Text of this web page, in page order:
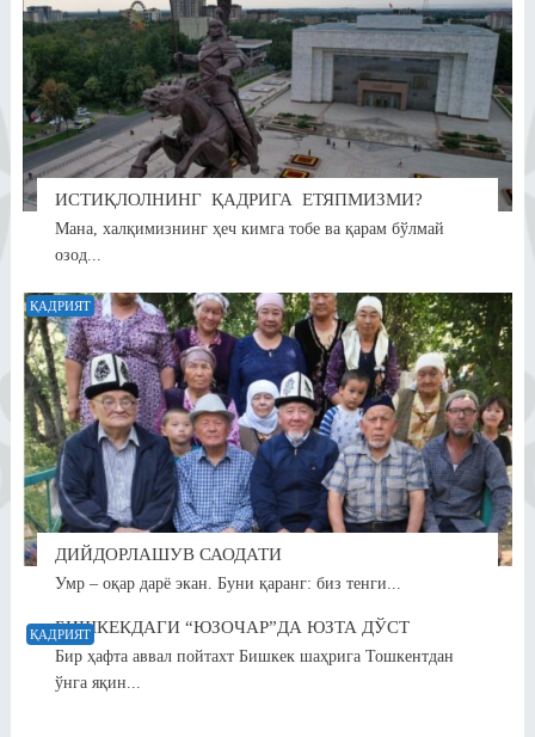
ИСТИҚЛОЛНИНГ ҚАДРИГА ЕТЯПМИЗМИ?
Мана, халқимизнинг ҳеч кимга тобе ва қарам бўлмай
озод...
ҚАДРИЯТ
ДИЙДОРЛАШУВ САОДАТИ
Умр – оқар дарё экан. Буни қаранг: биз тенги...
ҚАДРИЯТ
БИШКЕКДАГИ “ЮЗОЧАР”ДА ЮЗТА ДЎСТ
Бир ҳафта аввал пойтахт Бишкек шаҳрига Тошкентдан
ўнга яқин...